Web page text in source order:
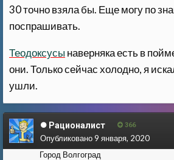
30 точно взяла бы. Еще могу по
поспрашивать.
Теодоксусы наверняка есть в
они. Только сейчас холодно, я
ушли.
Рационалист 366
Город Волгоград
Опубликовано9 января, 2020